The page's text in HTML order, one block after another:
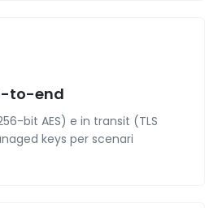
to-end
bit AES) e in transit (TLS
keys per scenari